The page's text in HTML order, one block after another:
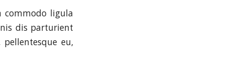
commodo ligula
dis parturient
eu,